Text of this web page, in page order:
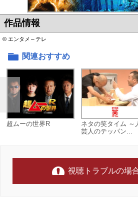
作品情報
© エンタメ～テレ
関連おすすめ
超ムーの世界R
ネタの笑タイム ～
芸人のテッパン...
視聴トラブルの場